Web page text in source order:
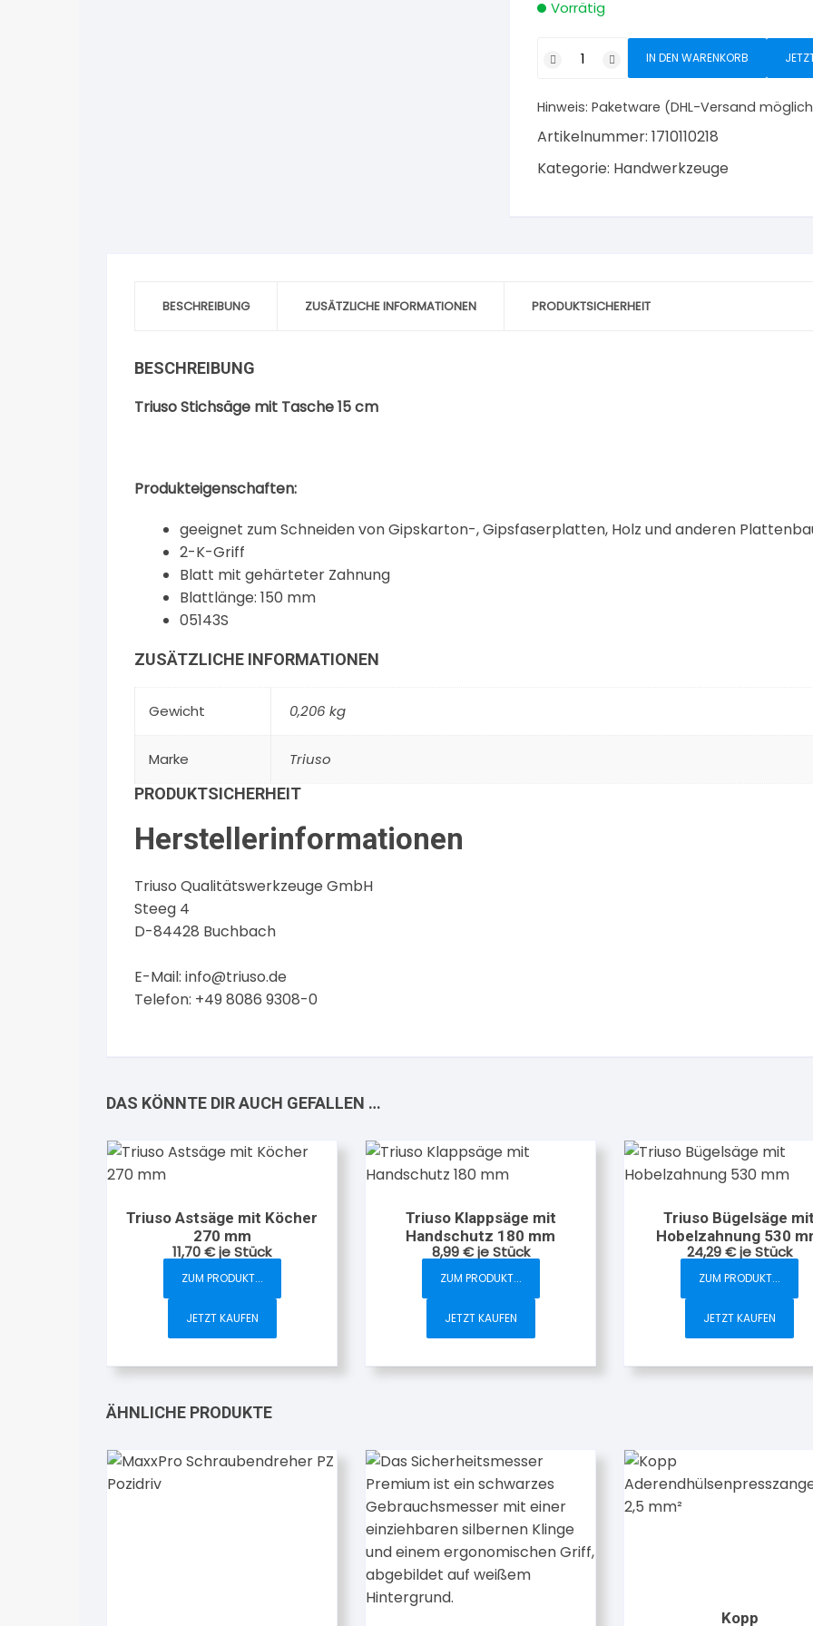
Vorrätig
Stichsäge
Tasche
15
Menge
IN DEN WARENKORB
Hinweis: Paketware (DHL-Versand
Artikelnummer: 1710110218
Kategorie: Handwerkzeuge
BESCHREIBUNG ZUSÄTZLICHE INFORMATIONEN PRODUKTSICHERHEIT
BESCHREIBUNG
Triuso Stichsäge mit Tasche 15 cm
Produkteigenschaften:
geeignet zum Schneiden von Gipskarton-, Gipsfaserplatten, Holz und anderen
2-K-Griff
Blatt mit gehärteter Zahnung
Blattlänge: 150 mm
05143S
ZUSÄTZLICHE INFORMATIONEN
Gewicht 0,206 kg
Marke
Triuso
PRODUKTSICHERHEIT
Herstellerinformationen
Triuso Qualitätswerkzeuge GmbH
Steeg 4
D-84428 Buchbach
E-Mail: info@triuso.de
Telefon: +49 8086 9308-0
DAS KÖNNTE DIR AUCH GEFALLEN …
Triuso Astsäge mit Köcher
270 mm
11,70€je Stück
ZUM PRODUKT...
JETZT KAUFEN
Triuso Klappsäge mit
Handschutz 180 mm
8,99€ je Stück
ZUM PRODUKT...
JETZT KAUFEN
Triuso Bügelsäge mit
Hobelzahnung 530
24,29€ je Stück
ZUM PRODUKT...
JETZT KAUFEN
ÄHNLICHE PRODUKTE
Kopp